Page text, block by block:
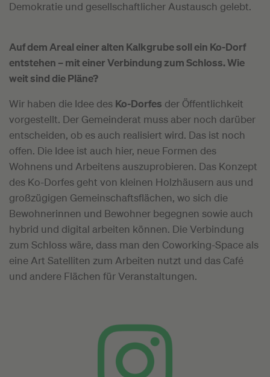
Demokratie und gesellschaftlicher Austausch gelebt.
Auf dem Areal einer alten Kalkgrube soll ein Ko-Dorf
entstehen – mit einerVerbindung zum Schloss. Wie
weit sind die Pläne?
Wir haben die Idee des Ko-Dorfes der Öffentlichkeit
vorgestellt. Der Gemeinderat muss aber noch darüber
entscheiden, ob es auch realisiert wird. Das ist noch
offen. Die Idee ist auch hier, neue Formen des
Wohnens und Arbeitens auszuprobieren. Das Konzept
des Ko-Dorfes geht von kleinen Holzhäusern aus und
großzügigen Gemeinschaftsflächen, wo sich die
Bewohnerinnen und Bewohner begegnen sowie auch
hybrid und digital arbeiten können. Die Verbindung
zum Schloss wäre, dass man den Coworking-Space als
eine Art Satelliten zum Arbeiten nutzt und das Café
und andere Flächen für Veranstaltungen.